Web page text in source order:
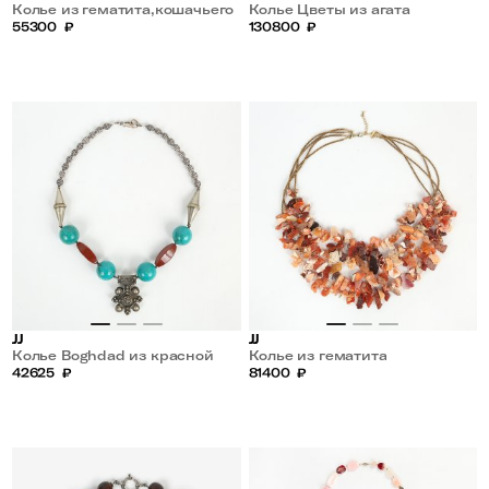
Колье из гематита,кошачьего
глаза и винтажных монет
55300 ₽
Колье Цветы из агата
130800 ₽
JJ
Колье Boghdad из красной
яшмы и магнетиза
42625 ₽
JJ
Колье из гематита
81400 ₽